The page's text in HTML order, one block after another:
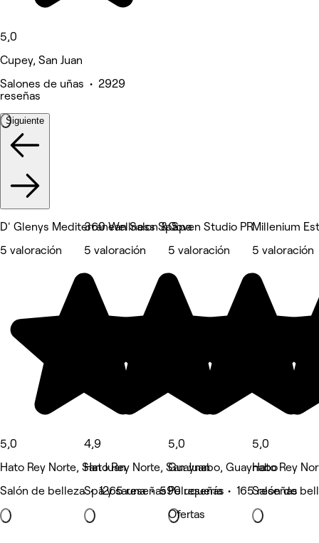
5,0
Cupey, San Juan
Salones de uñas • 2929
reseñas
Siguiente
D' Glenys Mediterranean Salon & Spa
5 valoración
5,0
Hato Rey Norte, San Juan
Salón de belleza • 1265 reseñas
360 Wellness Spa
5 valoración
4,9
Hato Rey Norte, San Juan
Spa y sauna • 590 reseñas
Coven Studio PR
5 valoración
5,0
Guaynabo, Guaynabo
Peluquería • 165 reseñas
Ofertas
Millenium
5 valoración
5,0
Hato Rey
Salón de